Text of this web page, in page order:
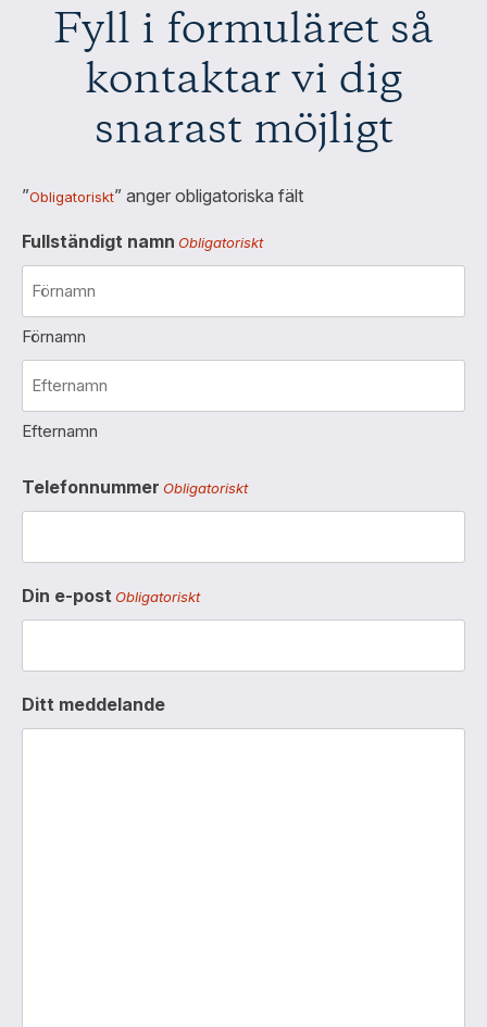
Fyll i formuläret så
kontaktar vi dig
snarast möjligt
”Obligatoriskt” anger obligatoriska fält
Fullständigt namn Obligatoriskt
Förnamn
Efternamn
Telefonnummer Obligatoriskt
Din e-post Obligatoriskt
Ditt meddelande